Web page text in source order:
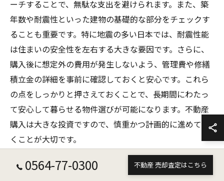
ーチすることで、無駄な支出を避けられます。また、築
年数や耐震性といった建物の基礎的な部分をチェックす
ることも重要です。特に地震の多い日本では、耐震性能
は住まいの安全性を左右する大きな要因です。さらに、
購入後に想定外の費用が発生しないよう、管理費や修繕
積立金の詳細を事前に確認しておくと安心です。これら
の点をしっかりと押さえておくことで、長期間にわたっ
て安心して暮らせる物件選びが可能になります。不動産
購入は大きな投資ですので、慎重かつ計画的に進めてい
くことが大切です。
リアルな声を聞く方法
0564-77-0300 不動産 売却査定はこちら